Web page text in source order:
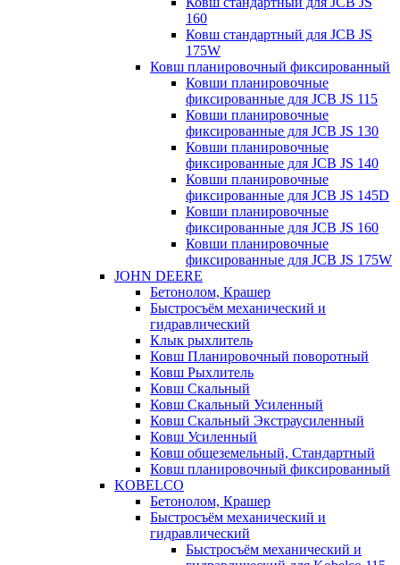
160
Ковш стандартный для JCB JS
175W
Ковш планировочный фиксированный
Ковши планировочные
фиксированные для JCB JS 115
Ковши планировочные
фиксированные для JCB JS 130
Ковши планировочные
фиксированные для JCB JS 140
Ковши планировочные
фиксированные для JCB JS 145D
Ковши планировочные
фиксированные для JCB JS 160
Ковши планировочные
фиксированные для JCB JS 175W
JOHN DEERE
Бетонолом, Крашер
Быстросъём механический и
гидравлический
Клык рыхлитель
Ковш Планировочный поворотный
Ковш Рыхлитель
Ковш Скальный
Ковш Скальный Усиленный
Ковш Скальный Экстраусиленный
Ковш Усиленный
Ковш общеземельный, Стандартный
Ковш планировочный фиксированный
KOBELCO
Бетонолом, Крашер
Быстросъём механический и
гидравлический
Быстросъём механический и